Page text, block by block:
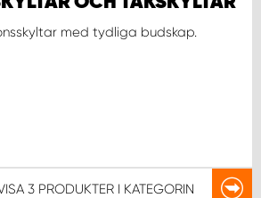
med tydliga budskap.
3 PRODUKTER I KATEGORIN